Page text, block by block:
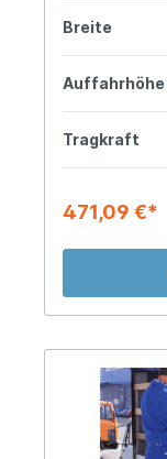
Breite
Auffahrhöhe
Tragkraft
471,09 €*